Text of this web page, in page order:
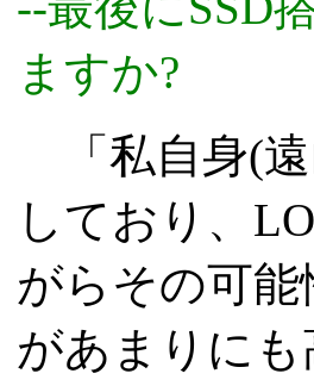
ますか?
「私自身(遠
しており、
がらその可
があまりに